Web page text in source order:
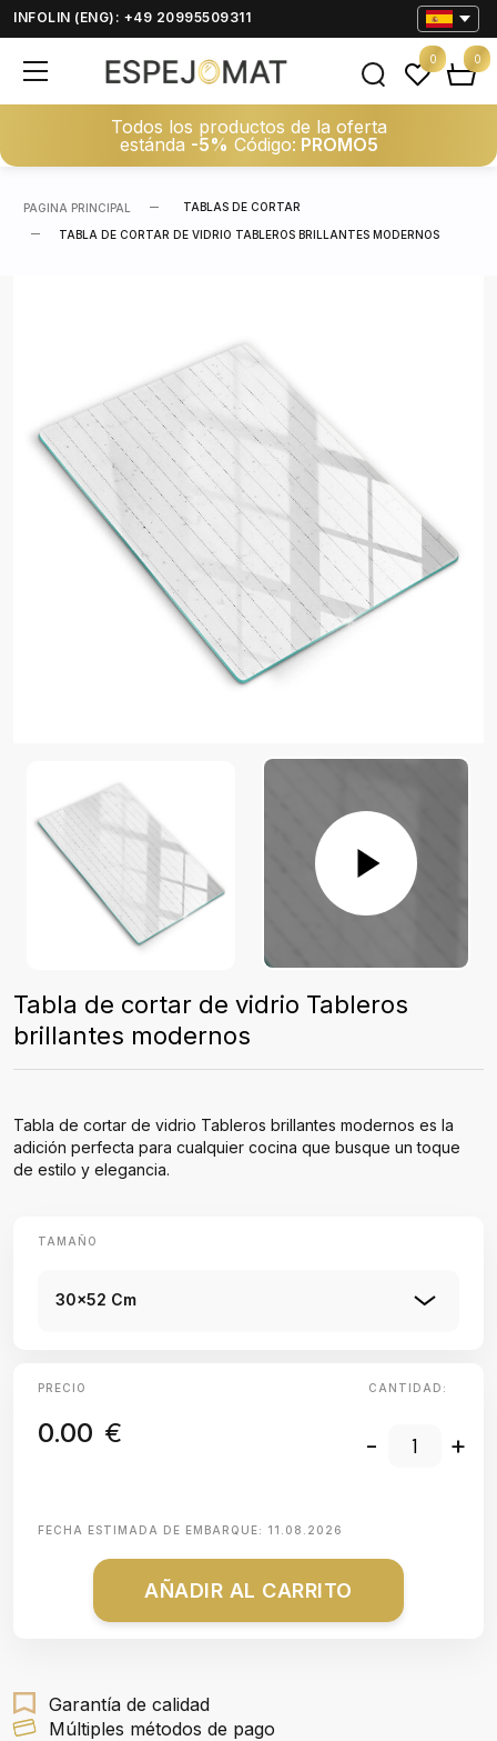
INFOLIN (ENG): +49 20995509311
Todos los productos de la oferta
estánda -5% Código: PROMO5
0 0
PAGINA PRINCIPAL TABLAS DE CORTAR
TABLA DE CORTAR DE VIDRIO TABLEROS BRILLANTES MODERNOS
Tabla de cortar de vidrio Tableros
brillantes modernos
Tabla de cortar de vidrio Tableros brillantes modernos es la
adición perfecta para cualquier cocina que busque un toque
de estilo y elegancia.
TAMAÑO
30x52 Cm
PRECIO
0.00 €
CANTIDAD:
- +
FECHA ESTIMADA DE EMBARQUE: 11.08.2026
AÑADIR AL CARRITO
Garantía de calidad
Múltiples métodos de pago